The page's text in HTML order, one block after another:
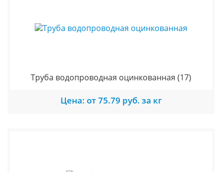
Труба водопроводная оцинкованная (17)
Цена: от 75.79 руб. за кг